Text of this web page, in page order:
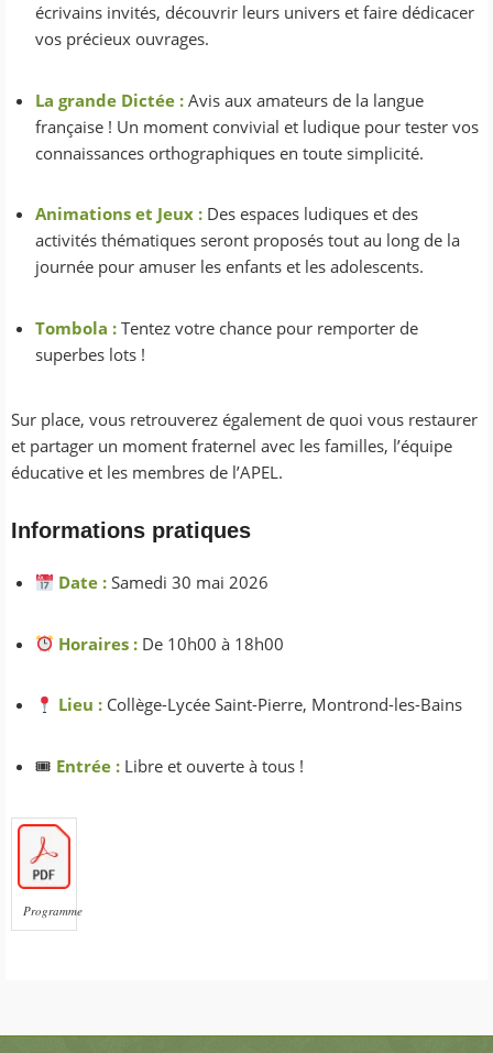
écrivains invités, découvrir leurs univers et faire dédicacer
vos précieux ouvrages.
La grande Dictée : Avis aux amateurs de la langue
française ! Un moment convivial et ludique pour tester vos
connaissances orthographiques en toute simplicité.
Animations et Jeux : Des espaces ludiques et des
activités thématiques seront proposés tout au long de la
journée pour amuser les enfants et les adolescents.
Tombola : Tentez votre chance pour remporter de
superbes lots !
Sur place, vous retrouverez également de quoi vous restaurer
et partager un moment fraternel avec les familles, l’équipe
éducative et les membres de l’APEL.
Informations pratiques
Date : Samedi 30 mai 2026
Horaires : De 10h00 à 18h00
Lieu : Collège-Lycée Saint-Pierre, Montrond-les-Bains
🎟 Entrée : Libre et ouverte à tous !
Programme